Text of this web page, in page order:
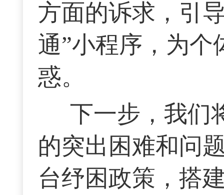
方面的诉求，引
通”小程序，为
惑。
下一步，我们
的突出困难和问
台纾困政策，搭